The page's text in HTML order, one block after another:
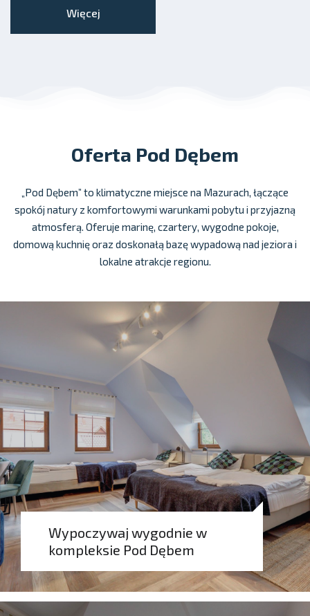
Więcej
Oferta Pod Dębem
„Pod Dębem” to klimatyczne miejsce na Mazurach, łączące
spokój natury z komfortowymi warunkami pobytu i przyjazną
atmosferą. Oferuje marinę, czartery, wygodne pokoje,
domową kuchnię oraz doskonałą bazę wypadową nad jeziora i
lokalne atrakcje regionu.
Wypoczywaj wygodnie w
kompleksie Pod Dębem
Rezerwuj